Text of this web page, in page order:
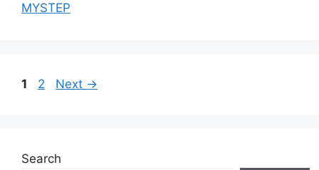
MYSTEP
Page
1 Page
2 Next →
Search